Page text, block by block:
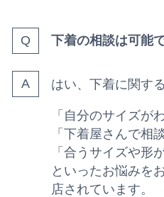
下着の相談は可能
はい、下着に関す
「自分のサイズが
「下着屋さんで相
「合うサイズや形
といったお悩みを
店されています。